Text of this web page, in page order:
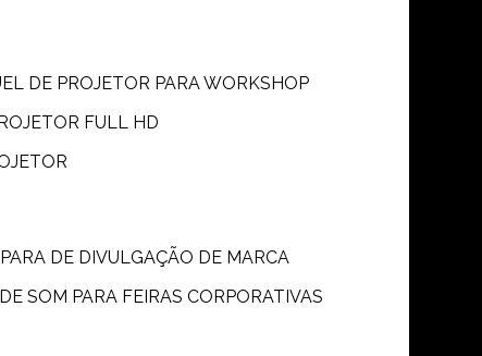
DE PROJETOR PARA WORKSHOP
FULL HD
DE DIVULGAÇÃO DE MARCA
SOM PARA FEIRAS CORPORATIVAS